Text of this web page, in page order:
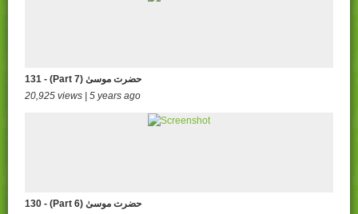
131 - (Part 7) حضرت موسیٰ
20,925 views | 5 years ago
130 - (Part 6) حضرت موسیٰ